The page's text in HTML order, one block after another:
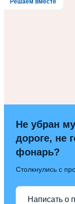
Решаем вместе
Не убран
дороге, не
фонарь?
Столкнулись с
Написать о